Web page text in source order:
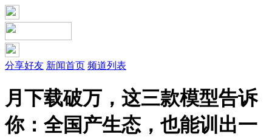
分享好友 新闻首页 频道列表
月下载破万，这三款模型告诉
你：全国产生态，也能训出一